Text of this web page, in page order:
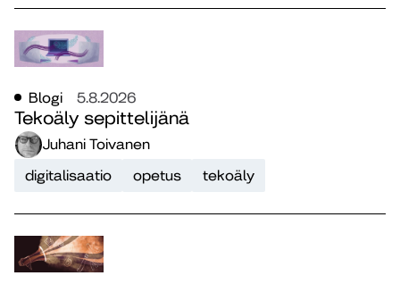
Blogi 5.8.2026
Tekoäly sepittelijänä
Juhani Toivanen
digitalisaatio
opetus tekoäly